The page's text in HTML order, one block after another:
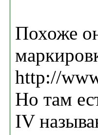
Похоже
http://
Но там
IV